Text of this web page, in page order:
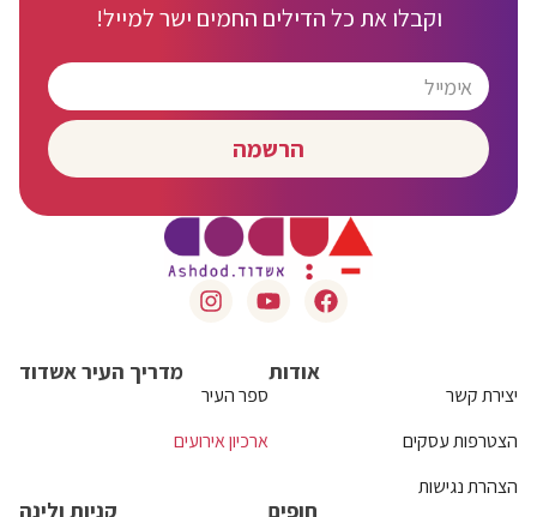
וקבלו את כל הדילים החמים ישר למייל!
הרשמה
אודות
יצירת קשר
הצטרפות עסקים
הצהרת נגישות
מדריך העיר אשדוד
ספר העיר
ארכיון אירועים
חופים קניות ולינה